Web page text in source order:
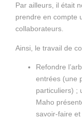
Par ailleurs, il était
prendre en compte
collaborateurs.
Ainsi, le travail de
Refondre
entrées (une
particuliers) ;
Maho
savoir-faire